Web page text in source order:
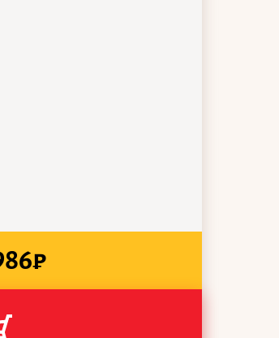
₽